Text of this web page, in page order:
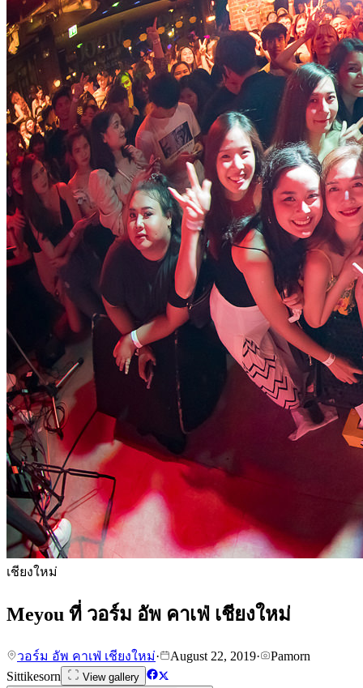
เชียงใหม่
Meyou ที่ วอร์ม อัพ คาเฟ่ เชียงใหม่
วอร์ม อัพ คาเฟ่ เชียงใหม่· August 22, 2019·
Pamorn
Sittikesorn
View gallery